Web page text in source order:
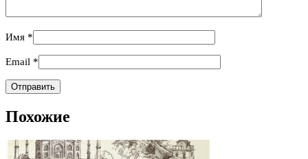
Имя *
Email *
Похожие